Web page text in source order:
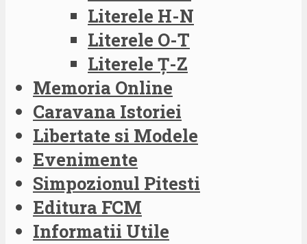
Literele H-N
Literele O-T
Literele Ț-Z
Memoria Online
Caravana Istoriei
Libertate si Modele
Evenimente
Simpozionul Pitesti
Editura FCM
Informatii Utile